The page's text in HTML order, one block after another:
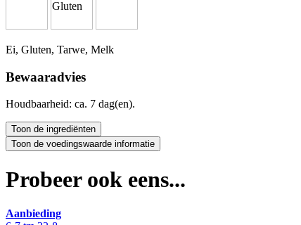
Ei, Gluten, Tarwe, Melk
Bewaaradvies
Houdbaarheid: ca. 7 dag(en).
Probeer ook eens...
Aanbieding